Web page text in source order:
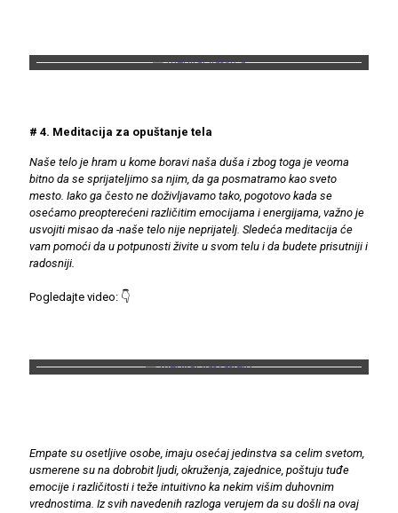
# 4. Meditacija za opuštanje tela
Naše telo je hram u kome boravi naša duša i zbog toga je veoma
bitno da se sprijateljimo sa njim, da ga posmatramo kao sveto
mesto. Iako ga često ne doživljavamo tako, pogotovo kada se
osećamo preopterećeni različitim emocijama i energijama, važno je
usvojiti misao da -naše telo nije neprijatelj. Sledeća meditacija će
vam pomoći da u potpunosti živite u svom telu i da budete prisutniji i
radosniji.
Pogledajte video: 👇
Empate su osetljive osobe, imaju osećaj jedinstva sa celim svetom,
usmerene su na dobrobit ljudi, okruženja, zajednice, poštuju tuđe
emocije i različitosti i teže intuitivno ka nekim višim duhovnim
vrednostima. Iz svih navedenih razloga verujem da su došli na ovaj